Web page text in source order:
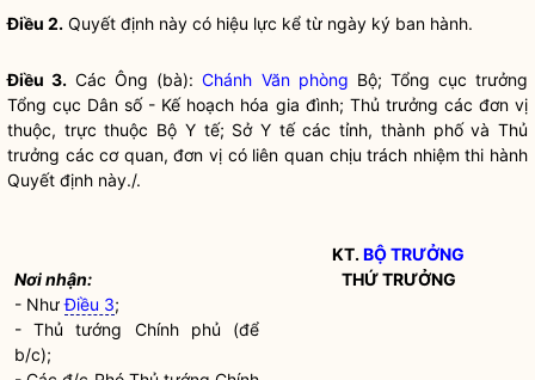
Điều 2. Quyết định này có hiệu lực kể từ ngày ký ban hành.
Điều 3. Các Ông (bà):Chánh Văn phòng Bộ; Tổng cục trưởng
Tổng cục Dân số - Kế hoạch hóa gia đình; Thủ trưởng các đơn vị
thuộc, trực thuộc Bộ Y tế; Sở Y tế các tỉnh, thành phố và Thủ
trưởng các cơ quan, đơn vị có liên quan chịu trách nhiệm thi hành
Quyết định này./.
Nơi nhận:
- NhưĐiều 3;
- Thủ tướng Chính phủ (để
b/c);
KT.BỘ TRƯỞNG
THỨ TRƯỞNG